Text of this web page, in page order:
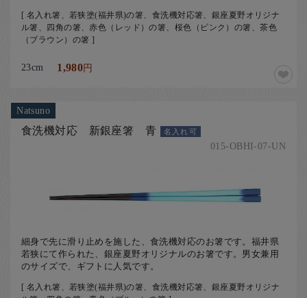
[ 名入れ箸、若狭塗(福井県)の箸、食洗機対応箸、銀座夏野オリジナ
ル箸、四角の箸、赤色（レッド）の箸、桜色（ピンク）の箸、茶色
（ブラウン）の箸 ]
23cm 1,980円
Natsuno
食洗機対応 新銀座箸 青 名入れ可
015-OBHI-07-UN
細身で先に滑り止めを施した、食洗機対応のお箸です。福井県
若狭にて作られた、銀座夏野オリジナルのお箸です。男女兼用
のサイズで、ギフトに人気です。
[ 名入れ箸、若狭塗(福井県)の箸、食洗機対応箸、銀座夏野オリジナ